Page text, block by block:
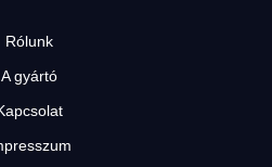
Rólunk
A gyártó